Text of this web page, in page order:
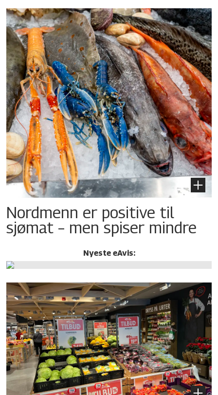
Nordmenn er positive til
sjømat – men spiser mindre
Nyeste eAvis: